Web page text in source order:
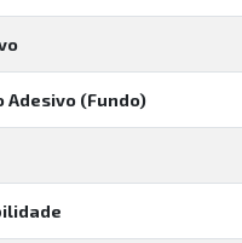
Adesivo (Fundo)